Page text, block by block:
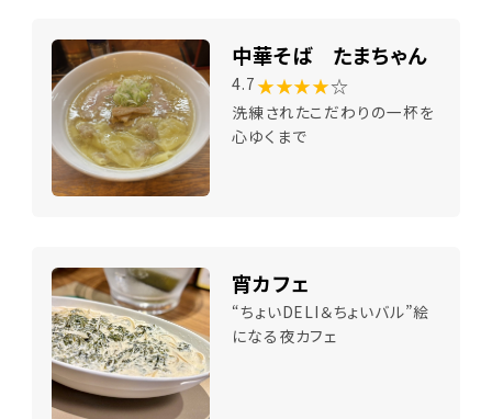
中華そば たまちゃん
4.7 ★★★★☆
洗練されたこだわりの一杯を
心ゆくまで
宵カフェ
“ちょいDELI＆ちょいバル”絵
になる夜カフェ